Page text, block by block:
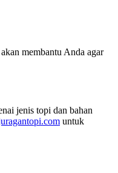
akan membantu Anda agar
jenis topi dan bahan
untuk